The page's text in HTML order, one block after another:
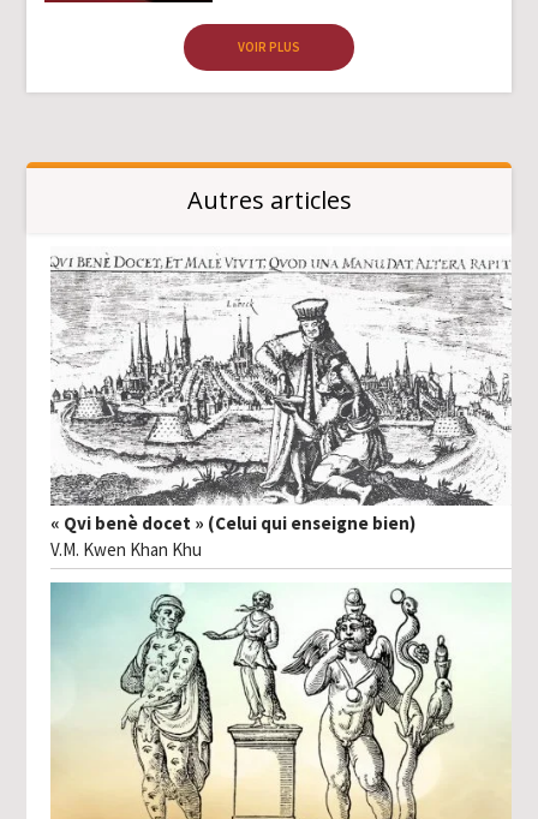
VOIR PLUS
Autres articles
« Qvi benè docet » (Celui qui enseigne bien)
V.M. Kwen Khan Khu